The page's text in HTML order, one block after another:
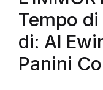
Tempo
di: Al
Panini